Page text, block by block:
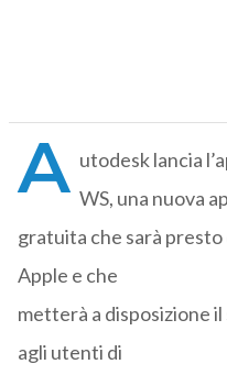
A utodesk lancia
WS, una nuova
gratuita che sarà presto
Apple e che
metterà a disposizione
agli utenti di